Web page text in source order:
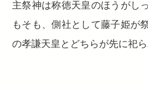
主祭神は称徳天皇のほうがし
もそも、側社として藤子姫が
の孝謙天皇とどちらが先に祀